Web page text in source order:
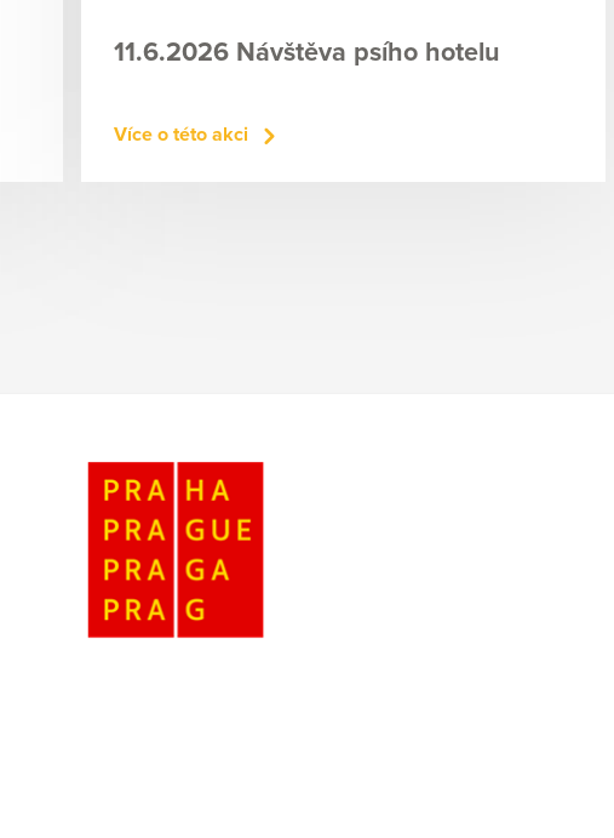
11.6.2026 Návštěva psího hotelu
Více o této akci